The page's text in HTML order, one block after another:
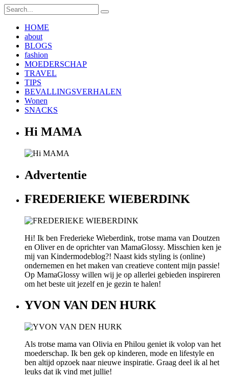
HOME
about
BLOGS
fashion
MOEDERSCHAP
TRAVEL
TIPS
BEVALLINGSVERHALEN
Wonen
SNACKS
Hi MAMA
Advertentie
FREDERIEKE WIEBERDINK
Hi! Ik ben Frederieke Wieberdink, trotse mama van Doutzen
en Oliver en de oprichter van MamaGlossy. Misschien ken je
mij van Kindermodeblog?! Naast kids styling is (online)
ondernemen en het maken van creatieve content mijn passie!
Op MamaGlossy willen wij je op allerlei gebieden inspireren
om het beste uit jezelf en je gezin te halen!
YVON VAN DEN HURK
Als trotse mama van Olivia en Philou geniet ik volop van het
moederschap. Ik ben gek op kinderen, mode en lifestyle en
ben altijd opzoek naar nieuwe inspiratie. Graag deel ik al het
leuks dat ik vind met jullie!